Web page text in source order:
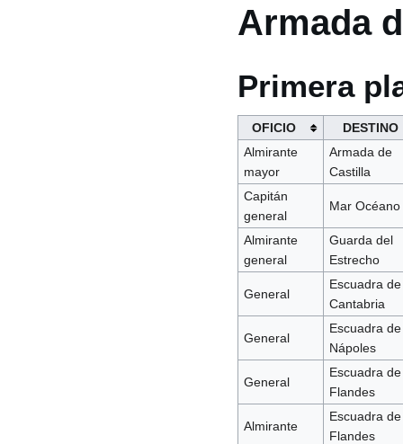
Armada
Primera
OFICIO
DESTINO
Almirante
mayor
Armada de
Castilla
Capitán
general
Mar Océano
Almirante
general
Guarda del
Estrecho
General
Escuadra de
Cantabria
General
Escuadra de
Nápoles
General
Escuadra de
Flandes
Almirante
Escuadra de
Flandes